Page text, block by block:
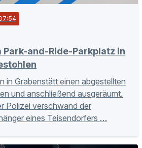
Park-and-Ride-Parkplatz in
in Grabenstätt einen abgestellten
und anschließend ausgeräumt.
Polizei verschwand der
eines Teisendorfers …